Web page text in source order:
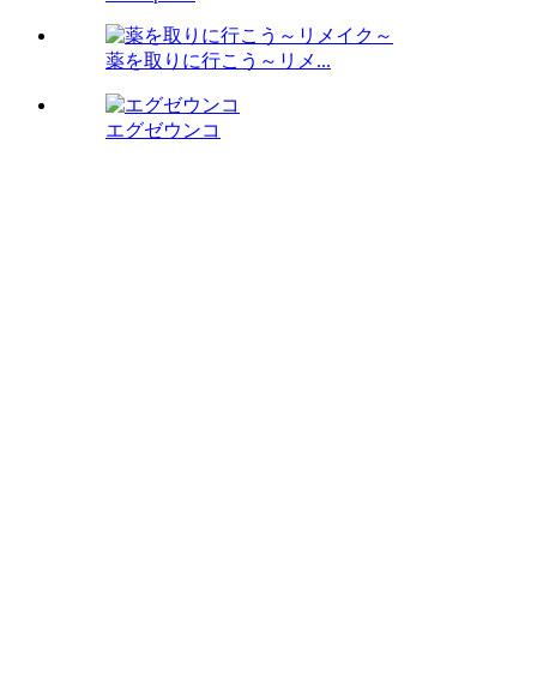
薬を取りに行こう～リメ...
エグゼウンコ